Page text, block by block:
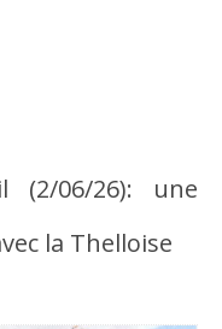
(2/06/26): une
la Thelloise